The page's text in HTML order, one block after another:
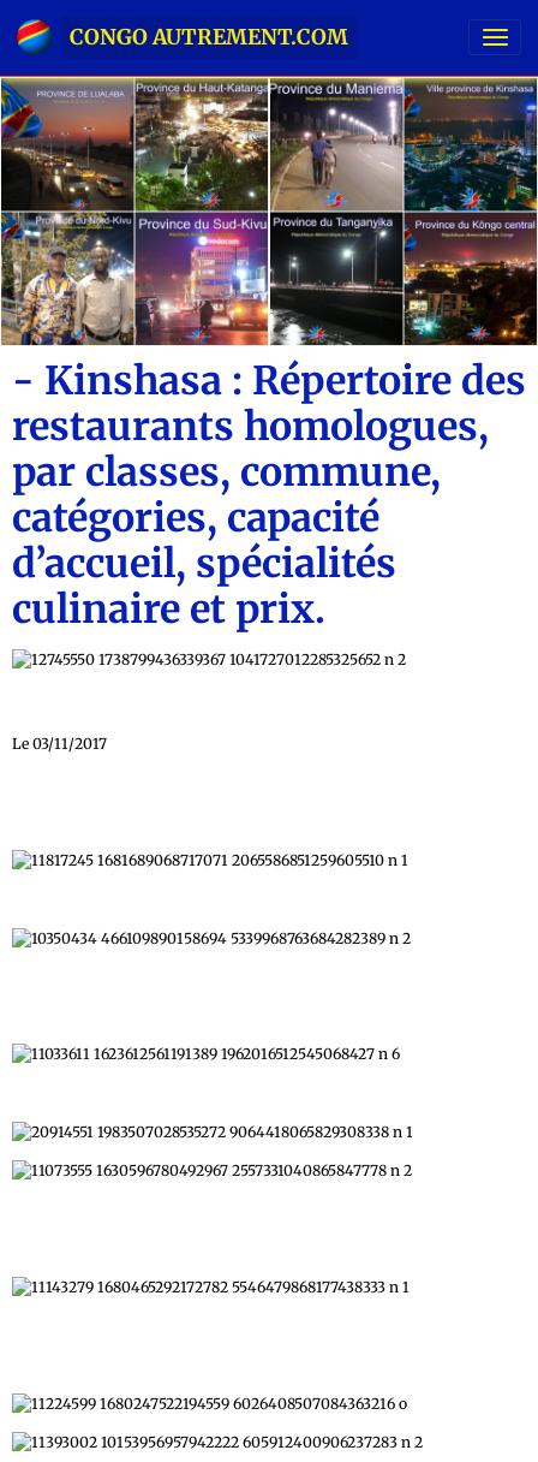
CONGO AUTREMENT.COM
- Kinshasa : Répertoire des
restaurants homologues,
par classes, commune,
catégories, capacité
d’accueil, spécialités
culinaire et prix.
Le 03/11/2017